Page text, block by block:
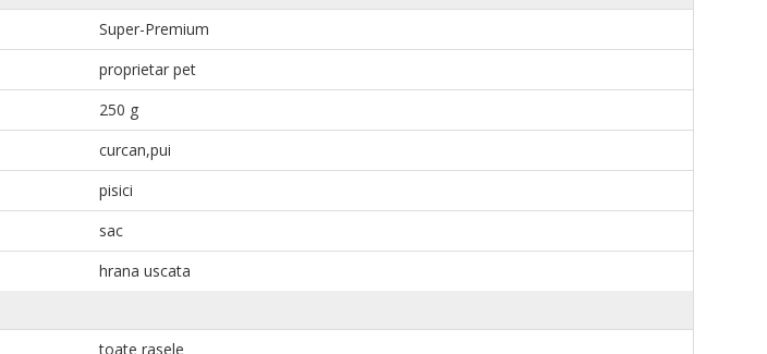
Super-Premium
proprietar pet
250 g
curcan,pui
pisici
sac
hrana uscata
toate rasele